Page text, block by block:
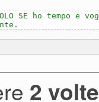
SE ho tempo e
2 volte